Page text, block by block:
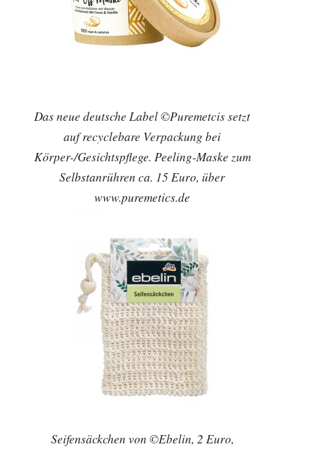
Das neue deutsche Label ©Puremetcis setzt
auf recyclebare Verpackung bei
Körper-/Gesichtspflege. Peeling-Maske zum
Selbstanrühren ca. 15 Euro, über
www.puremetics.de
Seifensäckchen von ©Ebelin, 2 Euro,